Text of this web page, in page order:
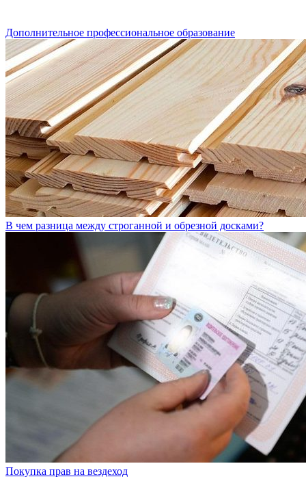
Дополнительное профессиональное образование
В чем разница между строганной и обрезной досками?
Покупка прав на вездеход